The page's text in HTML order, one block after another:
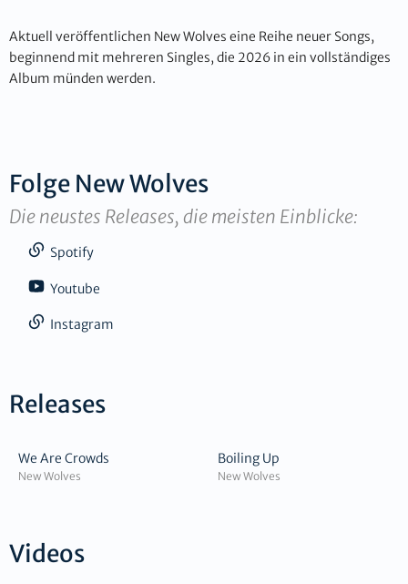
Aktuell veröffentlichen New Wolves eine Reihe neuer Songs,
beginnend mit mehreren Singles, die 2026 in ein vollständiges
Album münden werden.
Folge New Wolves
Die neustes Releases, die meisten Einblicke:
Spotify
Youtube
Instagram
Releases
We Are Crowds
New Wolves
Boiling Up
New Wolves
Videos